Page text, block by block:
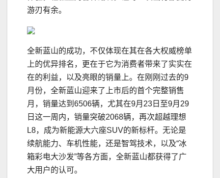
游刃有余。
全新蓝山的成功，不仅体现在其在各大权威榜单
上的优异排名，更在于它为消费者带来了实实在
在的利益，以及亮眼的销量上。在刚刚过去的9
月份，全新蓝山迎来了上市后的首个完整销售
月，销量达到6506辆，尤其在9月23日至9月29
日这一周内，销量突破2068辆，再次超越理想
L8，成为新能源大六座SUV的新标杆。无论是
续航能力、车机性能，还是智驾技术，以及“冰
箱彩电大沙发”等各方面，全新蓝山都获得了广
大用户的认可。